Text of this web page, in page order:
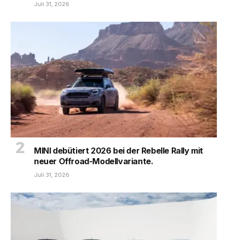
Juli 31, 2026
MINI debütiert 2026 bei der Rebelle Rally mit
neuer Offroad-Modellvariante.
Juli 31, 2026